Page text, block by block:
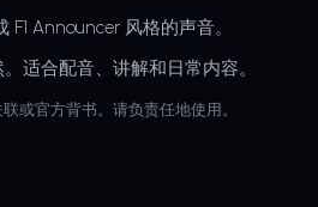
F1 Announcer 风格的声音。
适合配音、讲解和日常内容。
联或官方背书。请负责任地使用。